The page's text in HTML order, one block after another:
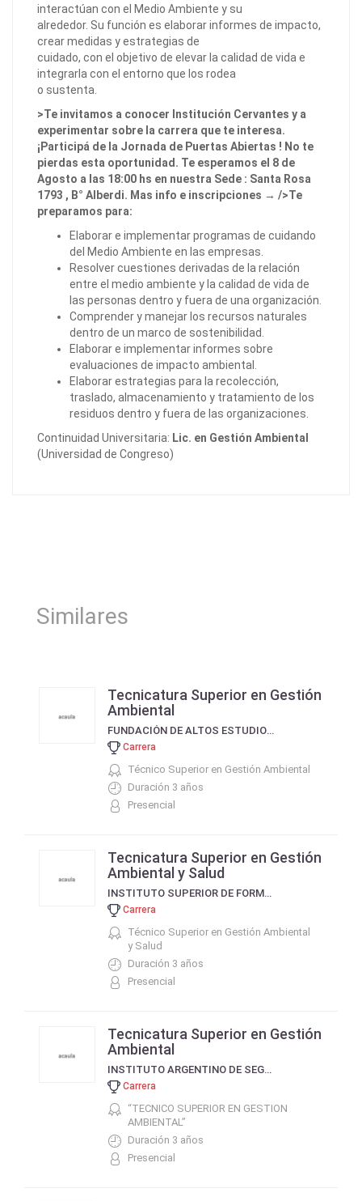
interactúan con el Medio Ambiente y su
alrededor. Su función es elaborar informes de impacto,
crear medidas y estrategias de
cuidado, con el objetivo de elevar la calidad de vida e
integrarla con el entorno que los rodea
o sustenta.
>Te invitamos a conocer Institución Cervantes y a
experimentar sobre la carrera que te interesa.
¡Participá de la Jornada de Puertas Abiertas ! No te
pierdas esta oportunidad. Te esperamos el 8 de
Agosto a las 18:00 hs en nuestra Sede : Santa Rosa
1793 , B° Alberdi. Mas info e inscripciones → />Te
preparamos para:
Elaborar e implementar programas de cuidando
del Medio Ambiente en las empresas.
Resolver cuestiones derivadas de la relación
entre el medio ambiente y la calidad de vida de
las personas dentro y fuera de una organización.
Comprender y manejar los recursos naturales
dentro de un marco de sostenibilidad.
Elaborar e implementar informes sobre
evaluaciones de impacto ambiental.
Elaborar estrategias para la recolección,
traslado, almacenamiento y tratamiento de los
residuos dentro y fuera de las organizaciones.
Continuidad Universitaria: Lic. en Gestión Ambiental
(Universidad de Congreso)
Similares
Tecnicatura Superior en Gestión
Ambiental
FUNDACIÓN DE ALTOS ESTUDIOS EN CIENCIAS COMERCIALES
Carrera
Técnico Superior en Gestión Ambiental
Duración 3 años
Presencial
Tecnicatura Superior en Gestión
Ambiental y Salud
INSTITUTO SUPERIOR DE FORMACIÓN TÉCNICA N° 183
Carrera
Técnico Superior en Gestión Ambiental
y Salud
Duración 3 años
Presencial
Tecnicatura Superior en Gestión
Ambiental
INSTITUTO ARGENTINO DE SEGURIDAD
Carrera
“TECNICO SUPERIOR EN GESTION
AMBIENTAL”
Duración 3 años
Presencial